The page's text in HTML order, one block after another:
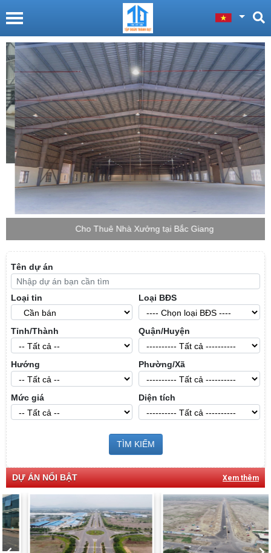
Cho Thuê Nhà Xưởng tại Bắc Giang
Tên dự án
Loại tin Loại BĐS
Tỉnh/Thành Quận/Huyện
Hướng Phường/Xã
Mức giá Diện tích
TÌM KIẾM
DỰ ÁN NỔI BẬT Xem thêm